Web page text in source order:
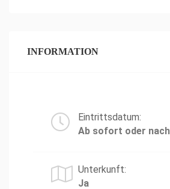
INFORMATION
Eintrittsdatum:
Ab sofort oder
Unterkunft:
Ja